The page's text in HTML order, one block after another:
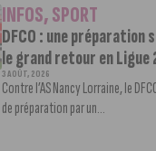
INFOS,SPORT
DFCO : une préparation
le grand retour en Ligue
3 AOÛT, 2026
Contre l’AS Nancy Lorraine, le
de préparation par un...